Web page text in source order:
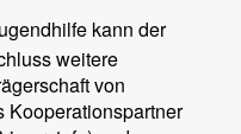
kann der
weitere
von